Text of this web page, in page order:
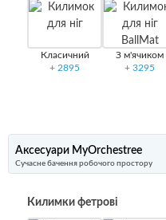
Класичний
+ 2895
З м'ячиком
+ 3295
Аксесуари MyOrchestree
Сучасне бачення робочого простору
Килимки фетрові